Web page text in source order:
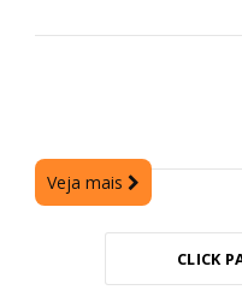
Veja mais
CLICK